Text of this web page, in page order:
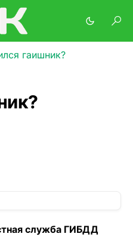
гаишник?
служба ГИБДД